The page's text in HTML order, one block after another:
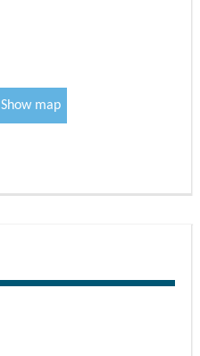
Show map